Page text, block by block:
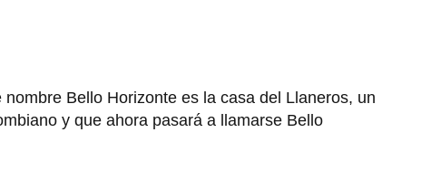
Bello Horizonte es la casa del Llaneros, un
y que ahora pasará a llamarse Bello